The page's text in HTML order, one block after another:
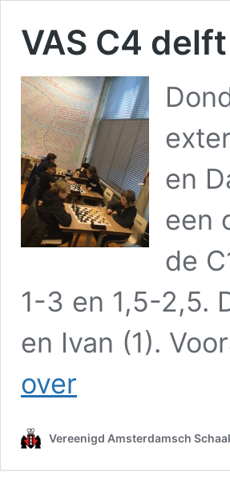
VAS C4
en
een
de
1-3 en 1,5-2,5.
en Ivan (1).
over
tegen
C1
Vereenigd Amsterdamsch